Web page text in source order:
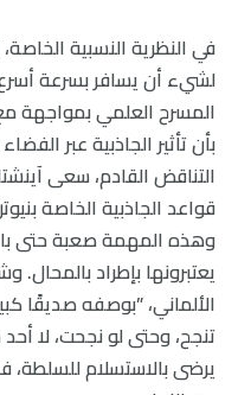
في النظرية النسبية
لشيء أن يسافر بسرعة
المسرح العلمي بمواجهة مع
بأن تأثير الجاذبية عبر
التناقض القادم، سعى
قواعد الجاذبية الخاصة
وهذه المهمة صعبة حتى
يعتبرونها بإطراد
الألماني، ”بوصفه صديقًا
تنجح، وحتى لو نجحت، لا
يرضى بالاستسلام